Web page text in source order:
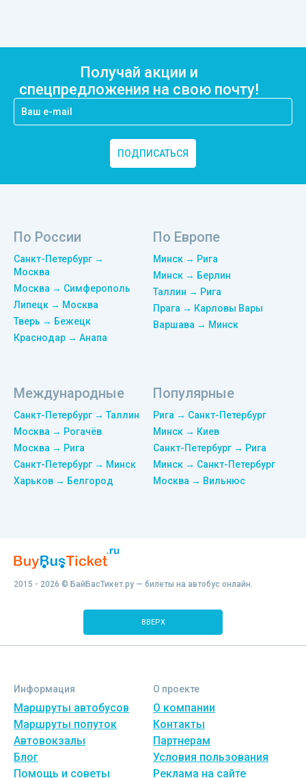
Получай акции и
спецпредложения на свою почту!
ПОДПИСАТЬСЯ
По России
Санкт-Петербург →
Москва
Москва → Симферополь
Липецк → Москва
Тверь → Бежецк
Краснодар → Анапа
По Европе
Минск → Рига
Минск → Берлин
Таллин → Рига
Прага → Карловы Вары
Варшава → Минск
Международные
Санкт-Петербург → Таллин
Москва → Рогачёв
Москва → Рига
Санкт-Петербург → Минск
Харьков → Белгород
Популярные
Рига → Санкт-Петербург
Минск → Киев
Санкт-Петербург → Рига
Минск → Санкт-Петербург
Москва → Вильнюс
2015 - 2026 © БайБасТикет.ру — билеты на автобус онлайн.
ВВЕРХ
Информация
Маршруты автобусов
Маршруты попуток
Автовокзалы
Блог
Помощь и советы
О проекте
О компании
Контакты
Партнерам
Условия пользования
Реклама на сайте